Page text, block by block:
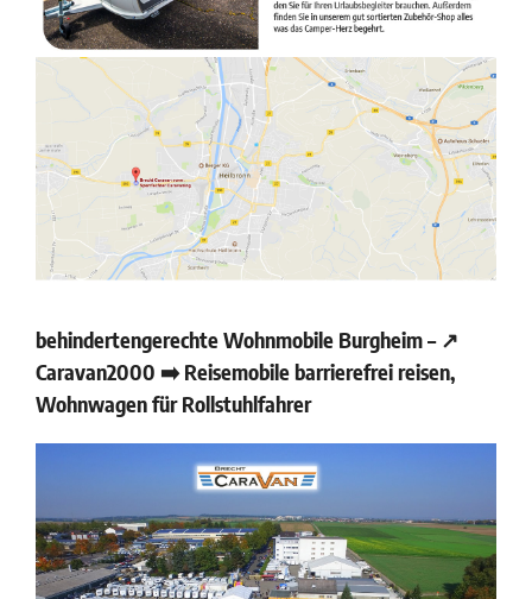
behindertengerechte Wohnmobile Burgheim – ↗️
Caravan2000 ➡️ Reisemobile barrierefrei reisen,
Wohnwagen für Rollstuhlfahrer